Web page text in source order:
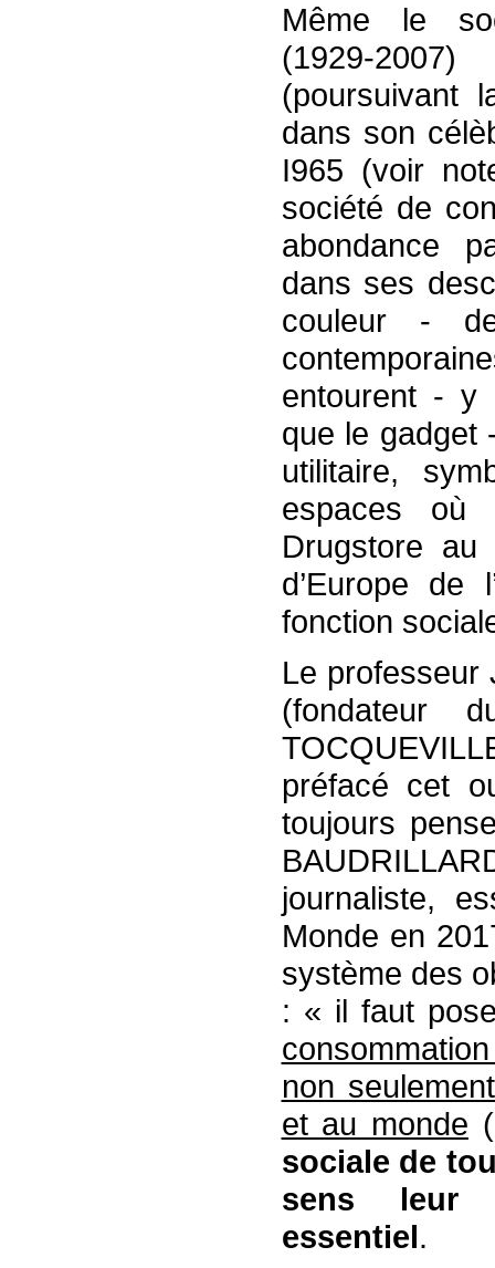
Même le
(1929-
(poursuivant
dans son
I965 (voir
société de
abondance
dans ses
couleur -
entourent - y
que le gadget
utilitaire,
espaces où
Drugstore
d’Europe de
fonction
Le professeur
(fondateur
préfacé cet
toujours
journaliste,
Monde en
système des
: « il faut
non
et au monde
sociale de
sens leur
essentiel.